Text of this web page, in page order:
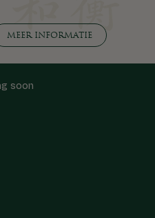
MEER INFORMATIE
soon